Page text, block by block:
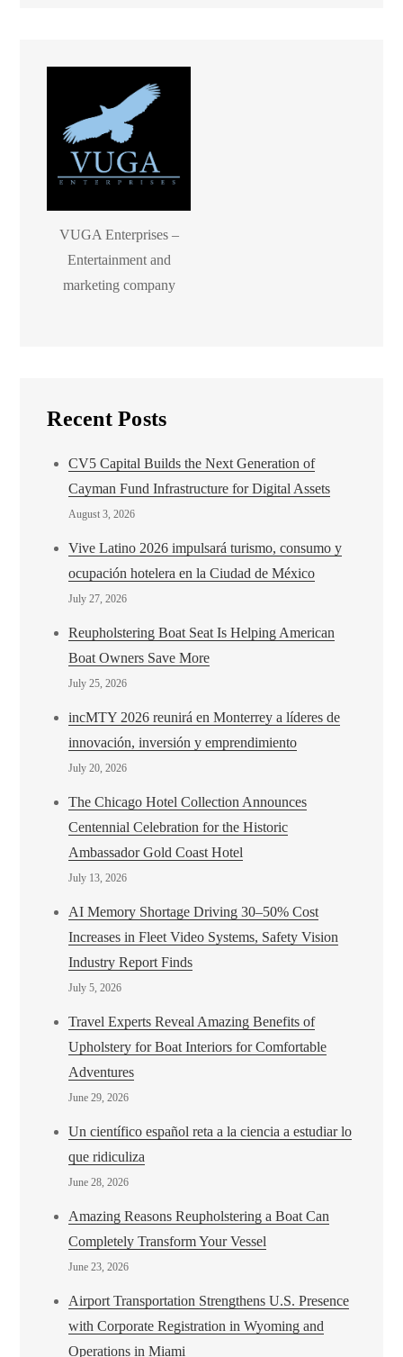
VUGA Enterprises –
Entertainment and
marketing company
Recent Posts
CV5 Capital Builds the Next Generation of
Cayman Fund Infrastructure for Digital Assets
August 3, 2026
Vive Latino 2026 impulsará turismo, consumo y
ocupación hotelera en la Ciudad de México
July 27, 2026
Reupholstering Boat Seat Is Helping American
Boat Owners Save More
July 25, 2026
incMTY 2026 reunirá en Monterrey a líderes de
innovación, inversión y emprendimiento
July 20, 2026
The Chicago Hotel Collection Announces
Centennial Celebration for the Historic
Ambassador Gold Coast Hotel
July 13, 2026
AI Memory Shortage Driving 30–50% Cost
Increases in Fleet Video Systems, Safety Vision
Industry Report Finds
July 5, 2026
Travel Experts Reveal Amazing Benefits of
Upholstery for Boat Interiors for Comfortable
Adventures
June 29, 2026
Un científico español reta a la ciencia a estudiar lo
que ridiculiza
June 28, 2026
Amazing Reasons Reupholstering a Boat Can
Completely Transform Your Vessel
June 23, 2026
Airport Transportation Strengthens U.S. Presence
with Corporate Registration in Wyoming and
Operations in Miami